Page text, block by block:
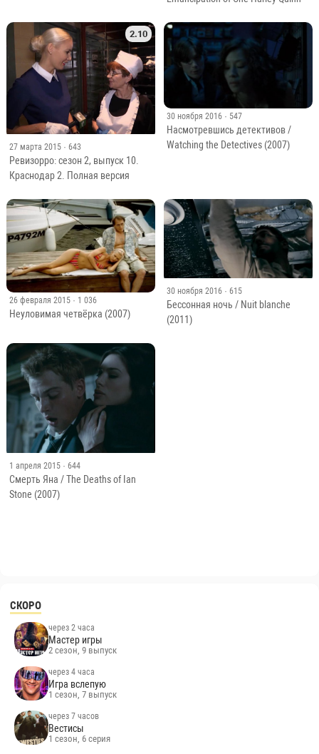
2.10
27 марта 2015 · 643
Ревизорро: сезон 2, выпуск 10.
Краснодар 2. Полная версия
30 ноября 2016 · 547
Насмотревшись детективов /
Watching the Detectives (2007)
26 февраля 2015 · 1 036
Неуловимая четвёрка (2007)
30 ноября 2016 · 615
Бессонная ночь / Nuit blanche
(2011)
1 апреля 2015 · 644
Смерть Яна / The Deaths of Ian
Stone (2007)
СКОРО
через 2 часа
Мастер игры
2 сезон, 9 выпуск
через 4 часа
Игра вслепую
1 сезон, 7 выпуск
через 7 часов
Вестисы
1 сезон, 6 серия